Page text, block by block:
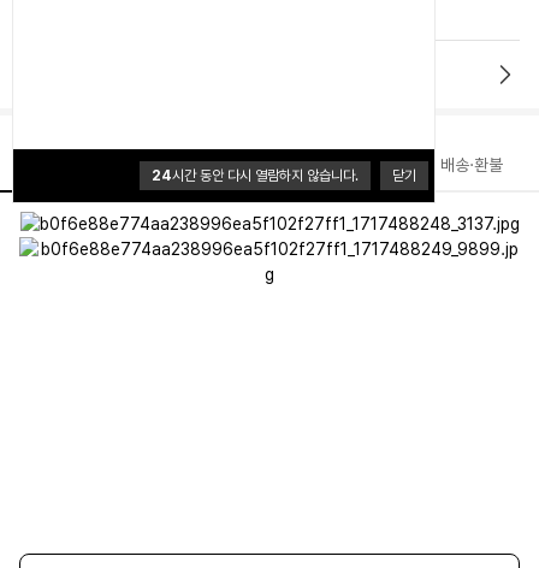
24시간 동안 다시 열람하지 않습니다. 닫기
리뷰 문의 배송·환불